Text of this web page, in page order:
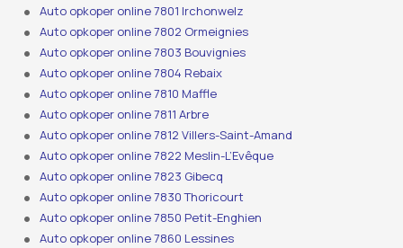
Auto opkoper online 7801 Irchonwelz
Auto opkoper online 7802 Ormeignies
Auto opkoper online 7803 Bouvignies
Auto opkoper online 7804 Rebaix
Auto opkoper online 7810 Maffle
Auto opkoper online 7811 Arbre
Auto opkoper online 7812 Villers-Saint-Amand
Auto opkoper online 7822 Meslin-L’Evêque
Auto opkoper online 7823 Gibecq
Auto opkoper online 7830 Thoricourt
Auto opkoper online 7850 Petit-Enghien
Auto opkoper online 7860 Lessines